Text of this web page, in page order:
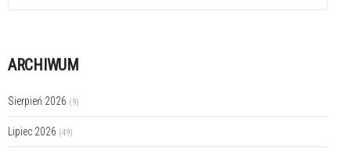
ARCHIWUM
Sierpień 2026 (9)
Lipiec 2026 (49)